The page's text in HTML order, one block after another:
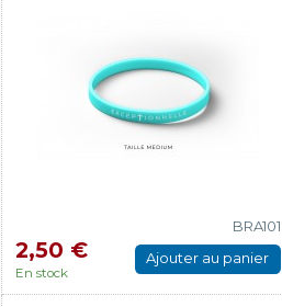
BRA101
2,50 €
En stock
Ajouter au panier